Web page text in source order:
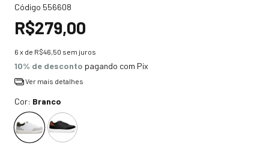
Código 556608
R$279,00
6 x de R$46,50 sem juros
10% de desconto pagando com Pix
Ver mais detalhes
Cor: Branco